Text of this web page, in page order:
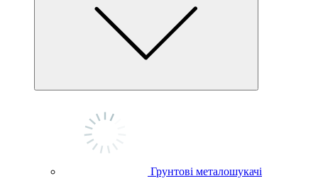
Грунтові металошукачі